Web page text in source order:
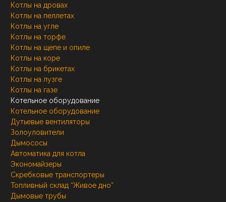
Котлы на дровах
Котлы на пеллетах
Котлы на угле
Котлы на торфе
Котлы на щепе и опиле
Котлы на коре
Котлы на брикетах
Котлы на лузге
Котлы на газе
Котельное оборудование
Котельное оборудование
Дутьевые вентиляторы
Золоуловители
Дымососы
Автоматика для котла
Экономайзеры
Скребковые транспортеры
Топливный склад “Живое дно”
Дымовые трубы